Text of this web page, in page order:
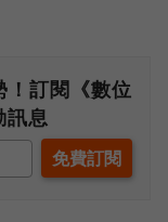
訂閱《數位
訊息